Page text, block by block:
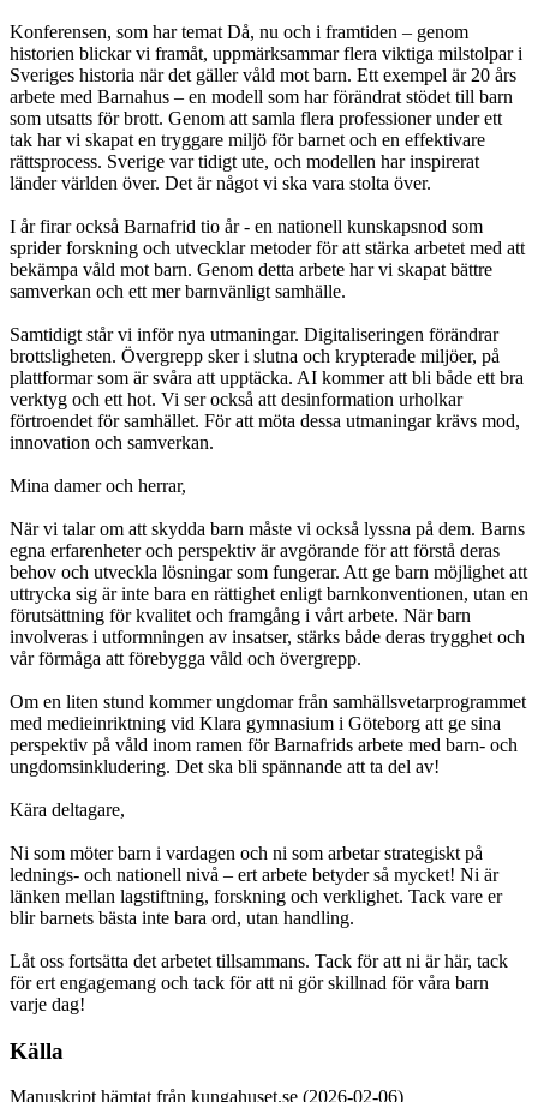
Konferensen, som har temat Då, nu och i framtiden – genom
historien blickar vi framåt, uppmärksammar flera viktiga milstolpar i
Sveriges historia när det gäller våld mot barn. Ett exempel är 20 års
arbete med Barnahus – en modell som har förändrat stödet till barn
som utsatts för brott. Genom att samla flera professioner under ett
tak har vi skapat en tryggare miljö för barnet och en effektivare
rättsprocess. Sverige var tidigt ute, och modellen har inspirerat
länder världen över. Det är något vi ska vara stolta över.
I år firar också Barnafrid tio år - en nationell kunskapsnod som
sprider forskning och utvecklar metoder för att stärka arbetet med att
bekämpa våld mot barn. Genom detta arbete har vi skapat bättre
samverkan och ett mer barnvänligt samhälle.
Samtidigt står vi inför nya utmaningar. Digitaliseringen förändrar
brottsligheten. Övergrepp sker i slutna och krypterade miljöer, på
plattformar som är svåra att upptäcka. AI kommer att bli både ett bra
verktyg och ett hot. Vi ser också att desinformation urholkar
förtroendet för samhället. För att möta dessa utmaningar krävs mod,
innovation och samverkan.
Mina damer och herrar,
När vi talar om att skydda barn måste vi också lyssna på dem. Barns
egna erfarenheter och perspektiv är avgörande för att förstå deras
behov och utveckla lösningar som fungerar. Att ge barn möjlighet att
uttrycka sig är inte bara en rättighet enligt barnkonventionen, utan en
förutsättning för kvalitet och framgång i vårt arbete. När barn
involveras i utformningen av insatser, stärks både deras trygghet och
vår förmåga att förebygga våld och övergrepp.
Om en liten stund kommer ungdomar från samhällsvetarprogrammet
med medieinriktning vid Klara gymnasium i Göteborg att ge sina
perspektiv på våld inom ramen för Barnafrids arbete med barn- och
ungdomsinkludering. Det ska bli spännande att ta del av!
Kära deltagare,
Ni som möter barn i vardagen och ni som arbetar strategiskt på
lednings- och nationell nivå – ert arbete betyder så mycket! Ni är
länken mellan lagstiftning, forskning och verklighet. Tack vare er
blir barnets bästa inte bara ord, utan handling.
Låt oss fortsätta det arbetet tillsammans. Tack för att ni är här, tack
för ert engagemang och tack för att ni gör skillnad för våra barn
varje dag!
Källa
Manuskript hämtat från kungahuset.se (2026-02-06)